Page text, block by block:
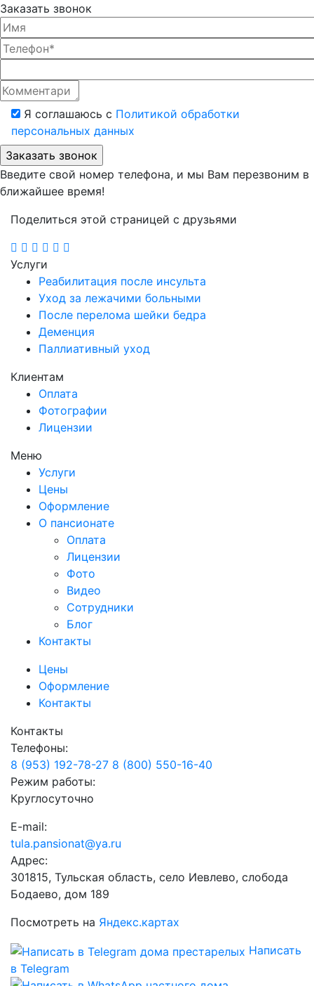
Заказать звонок
Я соглашаюсь с Политикой обработки
персональных данных
Введите свой номер телефона, и мы Вам перезвоним в
ближайшее время!
Поделиться этой страницей с друзьями
Услуги
Реабилитация после инсульта
Уход за лежачими больными
После перелома шейки бедра
Деменция
Паллиативный уход
Клиентам
Оплата
Фотографии
Лицензии
Меню
Услуги
Цены
Оформление
О пансионате
Оплата
Лицензии
Фото
Видео
Сотрудники
Блог
Контакты
Цены
Оформление
Контакты
Контакты
Телефоны:
8 (953) 192-78-27 8 (800) 550-16-40
Режим работы:
Круглосуточно
E-mail:
tula.pansionat@ya.ru
Адрес:
301815, Тульская область, село Иевлево, слобода
Бодаево, дом 189
Посмотреть на Яндекс.картах
Написать
в Telegram